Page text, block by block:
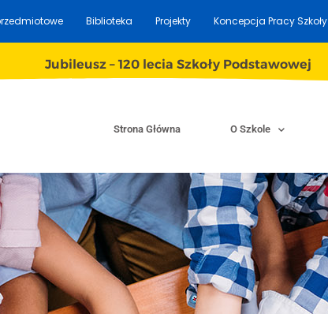
Biblioteka Projekty Koncepcja Pracy Szkoły
Jubileusz – 120 lecia Szkoły Podstawowej
Strona Główna O Szkole